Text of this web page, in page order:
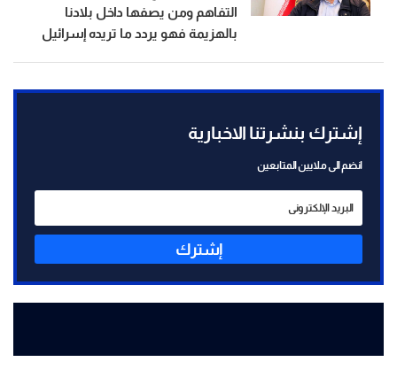
التفاهم ومن يصفها داخل بلادنا
بالهزيمة فهو يردد ما تريده إسرائيل
إشترك بنشرتنا الاخبارية
انضم الى ملايين المتابعين
إشترك